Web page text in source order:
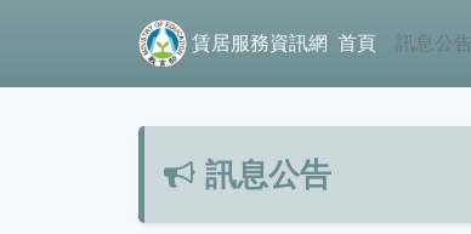
賃居服務資訊網 首頁 訊息公告
訊息公告